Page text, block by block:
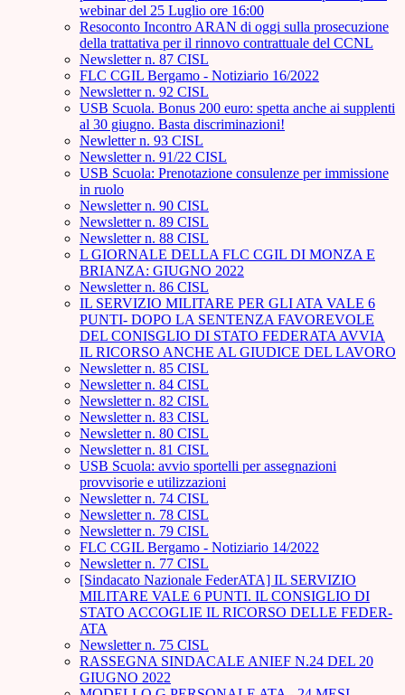
webinar del 25 Luglio ore 16:00
Resoconto Incontro ARAN di oggi sulla prosecuzione
della trattativa per il rinnovo contrattuale del CCNL
Newsletter n. 87 CISL
FLC CGIL Bergamo - Notiziario 16/2022
Newsletter n. 92 CISL
USB Scuola. Bonus 200 euro: spetta anche ai supplenti
al 30 giugno. Basta discriminazioni!
Newletter n. 93 CISL
Newsletter n. 91/22 CISL
USB Scuola: Prenotazione consulenze per immissione
in ruolo
Newsletter n. 90 CISL
Newsletter n. 89 CISL
Newsletter n. 88 CISL
L GIORNALE DELLA FLC CGIL DI MONZA E
BRIANZA: GIUGNO 2022
Newsletter n. 86 CISL
IL SERVIZIO MILITARE PER GLI ATA VALE 6
PUNTI- DOPO LA SENTENZA FAVOREVOLE
DEL CONISGLIO DI STATO FEDERATA AVVIA
IL RICORSO ANCHE AL GIUDICE DEL LAVORO
Newsletter n. 85 CISL
Newsletter n. 84 CISL
Newsletter n. 82 CISL
Newsletter n. 83 CISL
Newsletter n. 80 CISL
Newsletter n. 81 CISL
USB Scuola: avvio sportelli per assegnazioni
provvisorie e utilizzazioni
Newsletter n. 74 CISL
Newsletter n. 78 CISL
Newsletter n. 79 CISL
FLC CGIL Bergamo - Notiziario 14/2022
Newsletter n. 77 CISL
[Sindacato Nazionale FederATA] IL SERVIZIO
MILITARE VALE 6 PUNTI. IL CONSIGLIO DI
STATO ACCOGLIE IL RICORSO DELLE FEDER-
ATA
Newsletter n. 75 CISL
RASSEGNA SINDACALE ANIEF N.24 DEL 20
GIUGNO 2022